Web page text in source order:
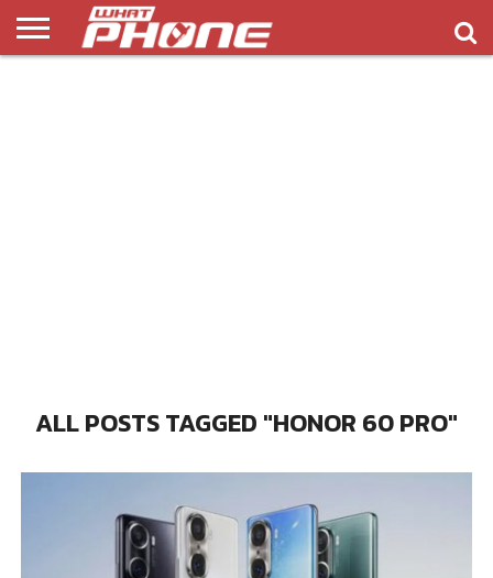
ALL POSTS TAGGED "HONOR 60 PRO"